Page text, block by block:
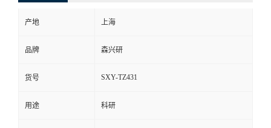
产地 上海
品牌 森兴研
货号 SXY-TZ431
用途 科研